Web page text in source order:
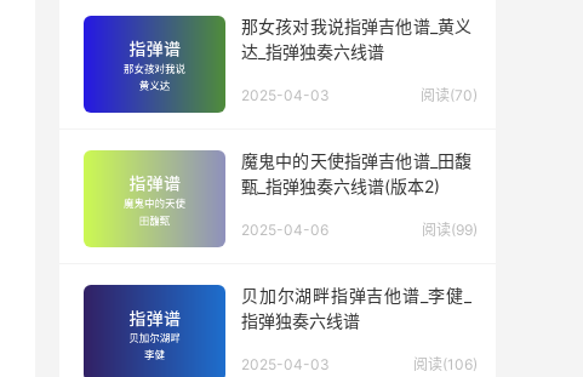
那女孩对我说指弹吉他谱_黄义
达_指弹独奏六线谱
2025-04-03 阅读(70)
魔鬼中的天使指弹吉他谱_田馥
甄_指弹独奏六线谱(版本2)
2025-04-06 阅读(99)
贝加尔湖畔指弹吉他谱_李健_
指弹独奏六线谱
2025-04-03 阅读(106)